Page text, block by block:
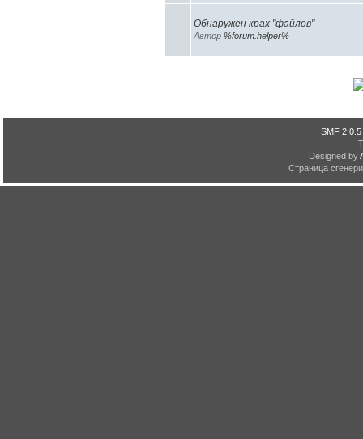
Обнаружен крах "файлов"
Автор %forum.helper%
SMF 2.0.5
Designed by
Страница